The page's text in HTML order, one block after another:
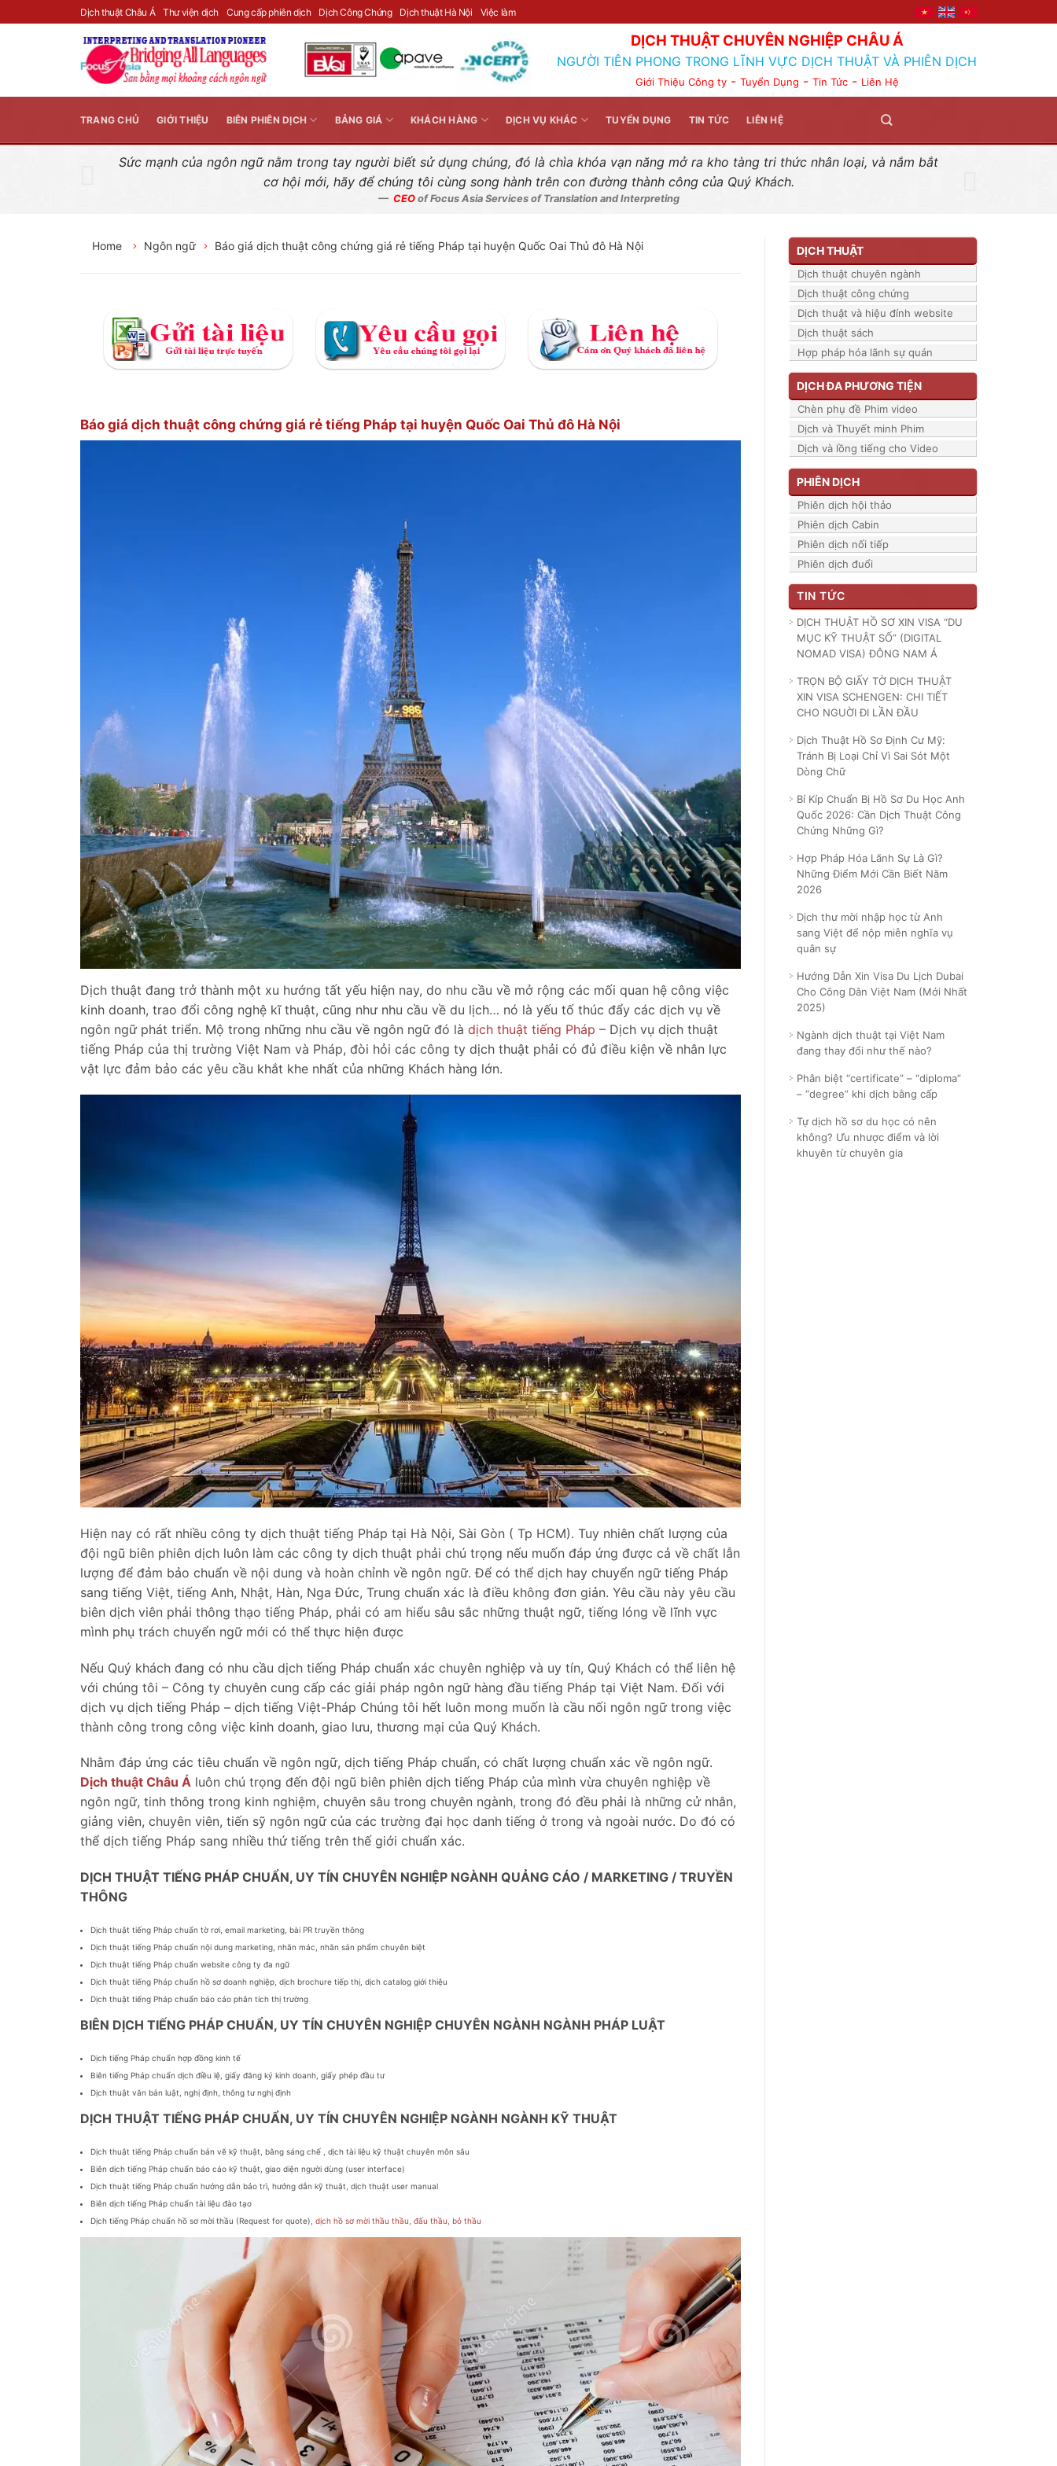
Dịch thuật Châu Á Thư viện dịch Cung cấp phiên dịch Dịch Công Chứng Dịch thuật Hà Nội Việc làm
DỊCH THUẬT CHUYÊN NGHIỆP CHÂU Á
NGƯỜI TIÊN PHONG TRONG LĨNH VỰC DỊCH THUẬT VÀ PHIÊN DỊCH
Giới Thiệu Công ty- Tuyển Dụng - Tin Tức- Liên Hệ
TRANG CHỦ GIỚI THIỆU BIÊN PHIÊN DỊCH BẢNG GIÁ KHÁCH HÀNG DỊCH VỤ KHÁC TUYỂN DỤNG TIN TỨC LIÊN HỆ
Sức mạnh của ngôn ngữ nằm trong tay người biết sử dụng chúng, đó là chìa khóa vạn năng mở ra kho tàng tri thức nhân loại, và nắm bắt
cơ hội mới, hãy để chúng tôi cùng song hành trên con đường thành công của Quý Khách.
CEOof Focus Asia Services of Translation and Interpreting
Home Ngôn ngữ Báo giá dịch thuật công chứng giá rẻ tiếng Pháp tại huyện Quốc Oai Thủ đô Hà Nội
Báo giá dịch thuật công chứng giá rẻ tiếng Pháp tại huyện Quốc Oai Thủ đô Hà Nội
Dịch thuật đang trở thành một xu hướng tất yếu hiện nay, do nhu cầu về mở rộng các mối quan hệ công việc
kinh doanh, trao đổi công nghệ kĩ thuật, cũng như nhu cầu về du lịch… nó là yếu tố thúc đẩy các dịch vụ về
ngôn ngữ phát triển. Mộ trong những nhu cầu về ngôn ngữ đó là dịch thuật tiếng Pháp – Dịch vụ dịch thuật
tiếng Pháp của thị trường Việt Nam và Pháp, đòi hỏi các công ty dịch thuật phải có đủ điều kiện về nhân lực
vật lực đảm bảo các yêu cầu khắt khe nhất của những Khách hàng lớn.
Hiện nay có rất nhiều công ty dịch thuật tiếng Pháp tại Hà Nội, Sài Gòn ( Tp HCM). Tuy nhiên chất lượng của
đội ngũ biên phiên dịch luôn làm các công ty dịch thuật phải chú trọng nếu muốn đáp ứng được cả về chất lẫn
lượng để đảm bảo chuẩn về nội dung và hoàn chỉnh về ngôn ngữ. Để có thể dịch hay chuyển ngữ tiếng Pháp
sang tiếng Việt, tiếng Anh, Nhật, Hàn, Nga Đức, Trung chuẩn xác là điều không đơn giản. Yêu cầu này yêu cầu
biên dịch viên phải thông thạo tiếng Pháp, phải có am hiểu sâu sắc những thuật ngữ, tiếng lóng về lĩnh vực
mình phụ trách chuyển ngữ mới có thể thực hiện được
Nếu Quý khách đang có nhu cầu dịch tiếng Pháp chuẩn xác chuyên nghiệp và uy tín, Quý Khách có thể liên hệ
với chúng tôi – Công ty chuyên cung cấp các giải pháp ngôn ngữ hàng đầu tiếng Pháp tại Việt Nam. Đối với
dịch vụ dịch tiếng Pháp – dịch tiếng Việt-Pháp Chúng tôi hết luôn mong muốn là cầu nối ngôn ngữ trong việc
thành công trong công việc kinh doanh, giao lưu, thương mại của Quý Khách.
Nhằm đáp ứng các tiêu chuẩn về ngôn ngữ, dịch tiếng Pháp chuẩn, có chất lượng chuẩn xác về ngôn ngữ.
Dịch thuật Châu Á luôn chú trọng đến đội ngũ biên phiên dịch tiếng Pháp của mình vừa chuyên nghiệp về
ngôn ngữ, tinh thông trong kinh nghiệm, chuyên sâu trong chuyên ngành, trong đó đều phải là những cử nhân,
giảng viên, chuyên viên, tiến sỹ ngôn ngữ của các trường đại học danh tiếng ở trong và ngoài nước. Do đó có
thể dịch tiếng Pháp sang nhiều thứ tiếng trên thế giới chuẩn xác.
DỊCH THUẬT TIẾNG PHÁP CHUẨN, UY TÍN CHUYÊN NGHIỆP NGÀNH QUẢNG CÁO / MARKETING / TRUYỀN
THÔNG
Dịch thuật tiếng Pháp chuẩn tờ rơi, email marketing, bài PR truyền thông
Dịch thuật tiếng Pháp chuẩn nội dung marketing, nhãn mác, nhãn sản phẩm chuyên biệt
Dịch thuật tiếng Pháp chuẩn website công ty đa ngữ
Dịch thuật tiếng Pháp chuẩn hồ sơ doanh nghiệp, dịch brochure tiếp thị, dịch catalog giới thiệu
Dịch thuật tiếng Pháp chuẩn báo cáo phân tích thị trường
BIÊN DỊCH TIẾNG PHÁP CHUẨN, UY TÍN CHUYÊN NGHIỆP CHUYÊN NGÀNH NGÀNH PHÁP LUẬT
Dịch tiếng Pháp chuẩn hợp đồng kinh tế
Biên tiếng Pháp chuẩn dịch điều lệ, giấy đăng ký kinh doanh, giấy phép đầu tư
Dịch thuật văn bản luật, nghị định, thông tư nghị định
DỊCH THUẬT TIẾNG PHÁP CHUẨN, UY TÍN CHUYÊN NGHIỆP NGÀNH NGÀNH KỸ THUẬT
Dịch thuật tiếng Pháp chuẩn bản vẽ kỹ thuật, bằng sáng chế , dịch tài liệu kỹ thuật chuyên môn sâu
Biên dịch tiếng Pháp chuẩn báo cáo kỹ thuật, giao diện người dùng (user interface)
Dịch thuật tiếng Pháp chuẩn hướng dẫn bảo trì, hướng dẫn kỹ thuật, dịch thuật user manual
Biên dịch tiếng Pháp chuẩn tài liệu đào tạo
Dịch tiếng Pháp chuẩn hồ sơ mời thầu (Request for quote), dịch hồ sơ mời thầu thầu, đấu thầu, bỏ thầu
DỊCH THUẬT
Dịch thuật chuyên ngành
Dịch thuật công chứng
Dịch thuật và hiệu đính website
Dịch thuật sách
Hợp pháp hóa lãnh sự quán
DỊCH ĐA PHƯƠNG TIỆN
Chèn phụ đề Phim video
Dịch và Thuyết minh Phim
Dịch và lồng tiếng cho Video
PHIÊN DỊCH
Phiên dịch hội thảo
Phiên dịch Cabin
Phiên dịch nối tiếp
Phiên dịch đuổi
TIN TỨC
DỊCH THUẬT HỒ SƠ XIN VISA “DU
MỤC KỸ THUẬT SỐ” (DIGITAL
NOMAD VISA) ĐÔNG NAM Á
TRỌN BỘ GIẤY TỜ DỊCH THUẬT
XIN VISA SCHENGEN: CHI TIẾT
CHO NGUỜI ĐI LẦN ĐẦU
Dịch Thuật Hồ Sơ Định Cư Mỹ:
Tránh Bị Loại Chỉ Vì Sai Sót Một
Dòng Chữ
Bí Kíp Chuẩn Bị Hồ Sơ Du Học Anh
Quốc 2026: Cần Dịch Thuật Công
Chứng Những Gì?
Hợp Pháp Hóa Lãnh Sự Là Gì?
Những Điểm Mới Cần Biết Năm
2026
Dịch thư mời nhập học từ Anh
sang Việt để nộp miễn nghĩa vụ
quân sự
Hướng Dẫn Xin Visa Du Lịch Dubai
Cho Công Dân Việt Nam (Mới Nhất
2025)
Ngành dịch thuật tại Việt Nam
đang thay đổi như thế nào?
Phân biệt “certificate” – “diploma”
– “degree” khi dịch bằng cấp
Tự dịch hồ sơ du học có nên
không? Ưu nhược điểm và lời
khuyên từ chuyên gia
Liên hệ nhanh